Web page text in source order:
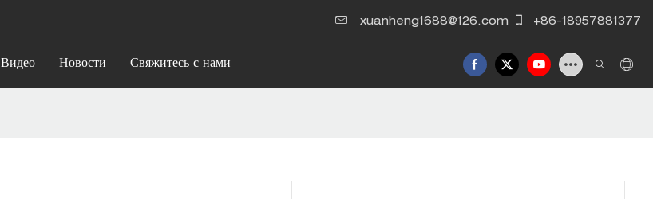
xuanheng1688@126.com +86-18957881377
Видео Новости Свяжитесь с нами